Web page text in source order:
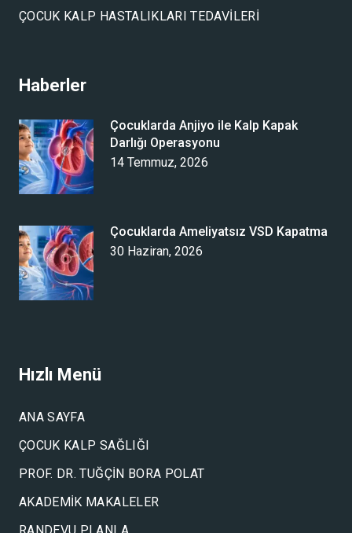
ÇOCUK KALP HASTALIKLARI TEDAVILERI
Haberler
Çocuklarda Anjiyo ile Kalp Kapak
Darlığı Operasyonu
14 Temmuz, 2026
Çocuklarda Ameliyatsız VSD Kapatma
30 Haziran, 2026
Hızlı Menü
ANA SAYFA
ÇOCUK KALP SAĞLIĞI
PROF. DR. TUĞÇIN BORA POLAT
AKADEMIK MAKALELER